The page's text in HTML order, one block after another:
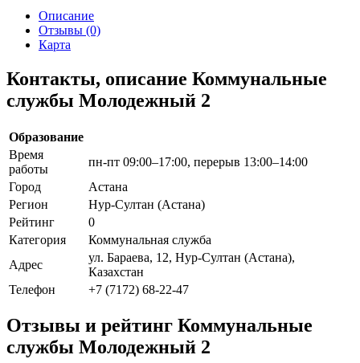
Описание
Отзывы (0)
Карта
Контакты, описание Коммунальные
службы Молодежный 2
Образование
Время
работы
пн-пт 09:00–17:00, перерыв 13:00–14:00
Город
Астана
Регион
Нур-Султан (Астана)
Рейтинг
0
Категория
Коммунальная служба
Адрес
ул. Бараева, 12, Нур-Султан (Астана),
Казахстан
Телефон
+7 (7172) 68-22-47
Отзывы и рейтинг Коммунальные
службы Молодежный 2